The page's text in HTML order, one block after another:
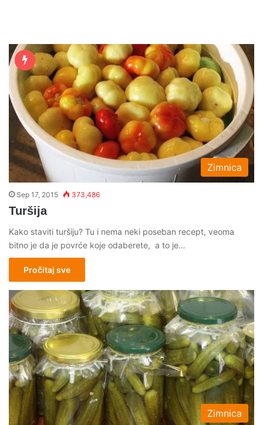
Zimnica
Sep 17, 2015 373,486
Turšija
Kako staviti turšiju? Tu i nema neki poseban recept, veoma
bitno je da je povrće koje odaberete, a to je…
Pročitaj sve
Zimnica